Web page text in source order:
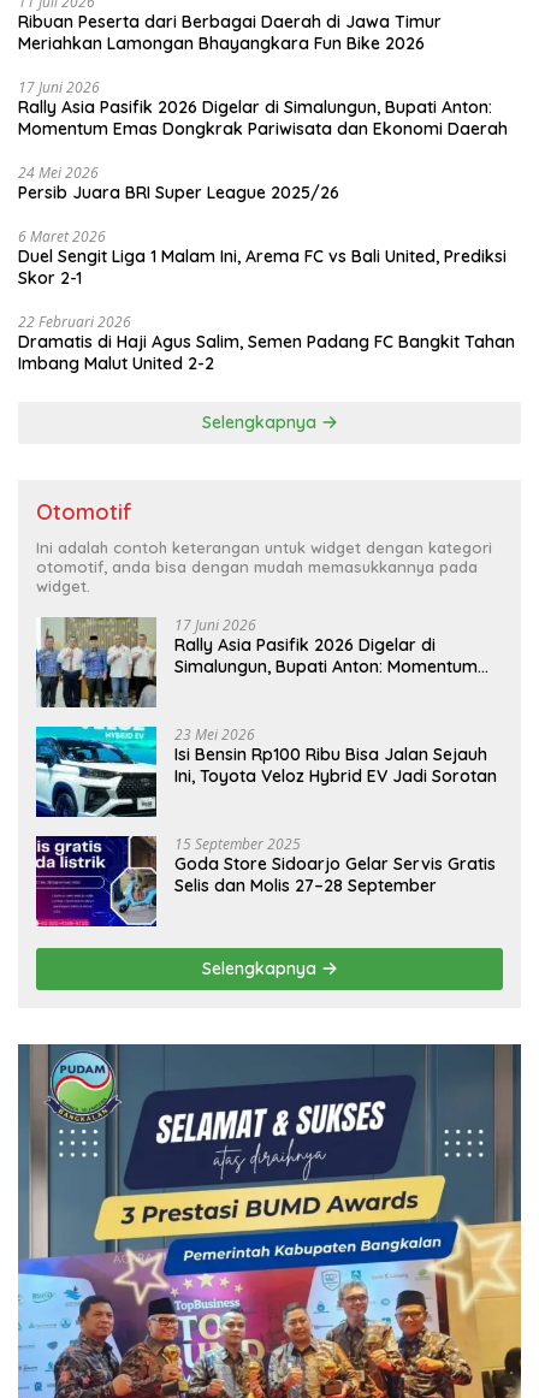
Ribuan Peserta dari Berbagai Daerah di Jawa Timur
Meriahkan Lamongan Bhayangkara Fun Bike 2026
17 Juni 2026
Rally Asia Pasifik 2026 Digelar di Simalungun, Bupati Anton:
Momentum Emas Dongkrak Pariwisata dan Ekonomi Daerah
24 Mei 2026
Persib Juara BRI Super League 2025/26
6 Maret 2026
Duel Sengit Liga 1 Malam Ini, Arema FC vs Bali United, Prediksi
Skor 2-1
22 Februari 2026
Dramatis di Haji Agus Salim, Semen Padang FC Bangkit Tahan
Imbang Malut United 2-2
Selengkapnya
Otomotif
Ini adalah contoh keterangan untuk widget dengan kategori
otomotif, anda bisa dengan mudah memasukkannya pada
widget.
17 Juni 2026
Rally Asia Pasifik 2026 Digelar di
Simalungun, Bupati Anton: Momentum
23 Mei 2026
Isi Bensin Rp100 Ribu Bisa Jalan Sejauh
Ini, Toyota Veloz Hybrid EV Jadi Sorotan
15 September 2025
Goda Store Sidoarjo Gelar Servis Gratis
Selis dan Molis 27–28 September
Selengkapnya